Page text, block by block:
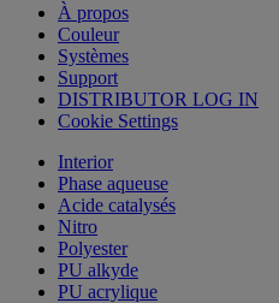
À propos
Couleur
Systèmes
Support
DISTRIBUTOR LOG IN
Cookie Settings
Interior
Phase aqueuse
Acide catalysés
Nitro
Polyester
PU alkyde
PU acrylique